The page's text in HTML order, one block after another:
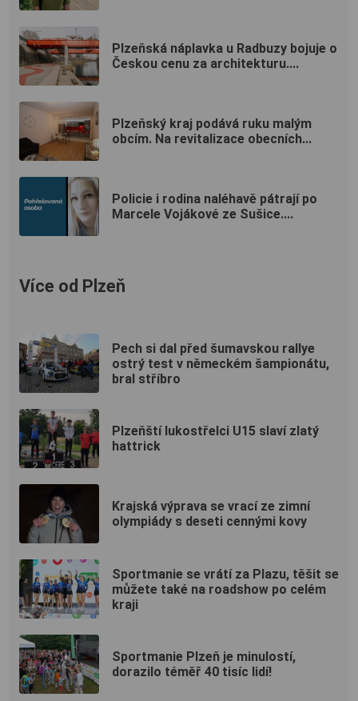
Plzeňská náplavka u Radbuzy bojuje o
Českou cenu za architekturu....
Plzeňský kraj podává ruku malým
obcím. Na revitalizace obecních...
Policie i rodina naléhavě pátrají po
Marcele Vojákové ze Sušice....
Více od Plzeň
Pech si dal před šumavskou rallye
ostrý test v německém šampionátu,
bral stříbro
Plzeňští lukostřelci U15 slaví zlatý
hattrick
Krajská výprava se vrací ze zimní
olympiády s deseti cennými kovy
Sportmanie se vrátí za Plazu, těšit se
můžete také na roadshow po celém
kraji
Sportmanie Plzeň je minulostí,
dorazilo téměř 40 tisíc lidí!